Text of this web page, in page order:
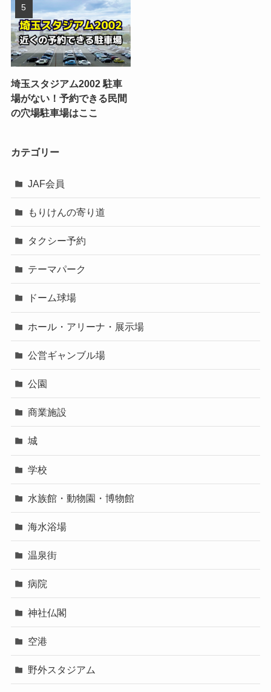
埼玉スタジアム2002 駐車
場がない！予約できる民間
の穴場駐車場はここ
カテゴリー
JAF会員
もりけんの寄り道
タクシー予約
テーマパーク
ドーム球場
ホール・アリーナ・展示場
公営ギャンブル場
公園
商業施設
城
学校
水族館・動物園・博物館
海水浴場
温泉街
病院
神社仏閣
空港
野外スタジアム